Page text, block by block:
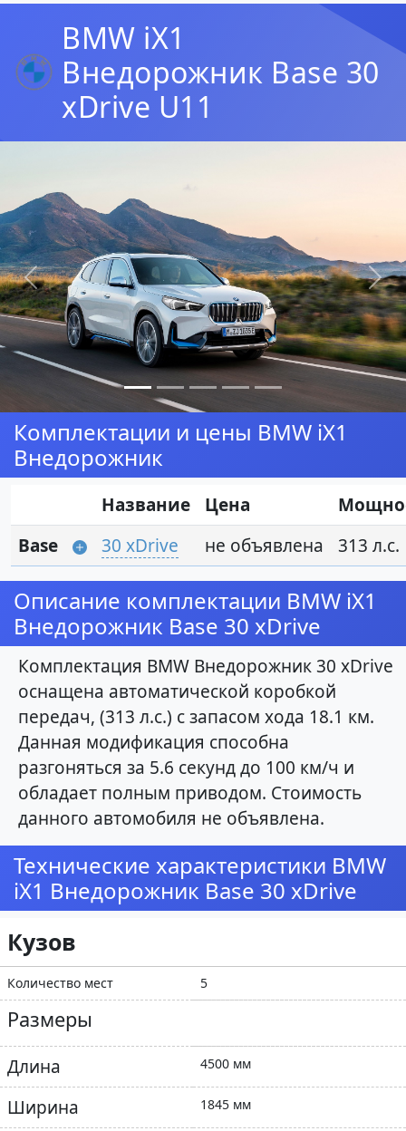
BMW iX1
Внедорожник Base 30
xDrive U11
Предыдущая
Комплектации и цены BMW iX1
Внедорожник
Название Цена
Base
30 xDrive не объявлена 313 л.с.
Описание комплектации BMW iX1
Внедорожник Base 30 xDrive
Комплектация BMW Внедорожник 30 xDrive
оснащена автоматической коробкой
передач, (313 л.с.) с запасом хода 18.1 км.
Данная модификация способна
разгоняться за 5.6 секунд до 100 км/ч и
обладает полным приводом. Стоимость
данного автомобиля не объявлена.
Технические характеристики BMW
iX1 Внедорожник Base 30 xDrive
Кузов
Количество мест 5
Размеры
Длина 4500 мм
Ширина 1845 мм